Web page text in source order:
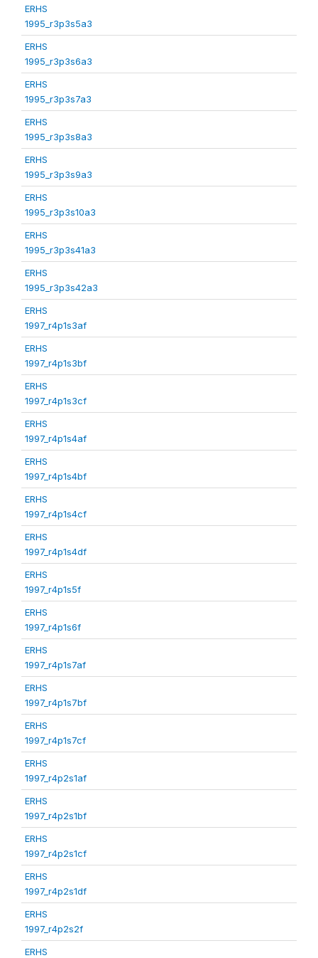
ERHS
1995_r3p3s5a3
ERHS
1995_r3p3s6a3
ERHS
1995_r3p3s7a3
ERHS
1995_r3p3s8a3
ERHS
1995_r3p3s9a3
ERHS
1995_r3p3s10a3
ERHS
1995_r3p3s41a3
ERHS
1995_r3p3s42a3
ERHS
1997_r4p1s3af
ERHS
1997_r4p1s3bf
ERHS
1997_r4p1s3cf
ERHS
1997_r4p1s4af
ERHS
1997_r4p1s4bf
ERHS
1997_r4p1s4cf
ERHS
1997_r4p1s4df
ERHS
1997_r4p1s5f
ERHS
1997_r4p1s6f
ERHS
1997_r4p1s7af
ERHS
1997_r4p1s7bf
ERHS
1997_r4p1s7cf
ERHS
1997_r4p2s1af
ERHS
1997_r4p2s1bf
ERHS
1997_r4p2s1cf
ERHS
1997_r4p2s1df
ERHS
1997_r4p2s2f
ERHS